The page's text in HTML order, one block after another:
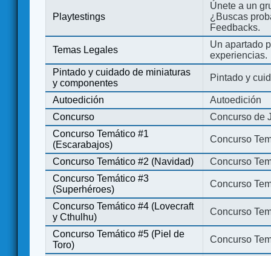
Playtestings
Únete a un
¿Buscas
Feedbacks.
Temas Legales
Un apartado
experiencias.
Pintado y cuidado de miniaturas
y componentes
Pintado y
Autoedición
Autoedición
Concurso
Concurso de
Concurso Temático #1
(Escarabajos)
Concurso
Concurso Temático #2 (Navidad)
Concurso
Concurso Temático #3
(Superhéroes)
Concurso
Concurso Temático #4 (Lovecraft
y Cthulhu)
Concurso
Concurso Temático #5 (Piel de
Toro)
Concurso